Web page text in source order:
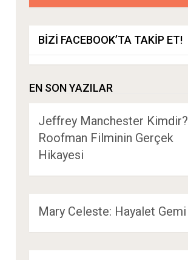
BIZI FACEBOOK’TA TAKIP ET!
EN SON YAZILAR
Jeffrey Manchester Kimdir?
Roofman Filminin Gerçek
Hikayesi
Mary Celeste: Hayalet Gemi